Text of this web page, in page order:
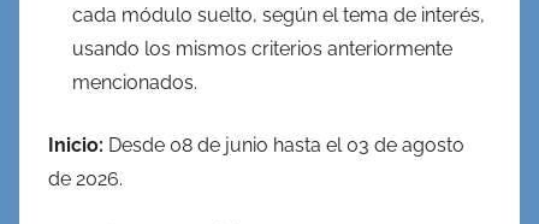
cada módulo suelto, según el tema de interés,
usando los mismos criterios anteriormente
mencionados.
Inicio: Desde 08 de junio hasta el 03 de agosto
de 2026.